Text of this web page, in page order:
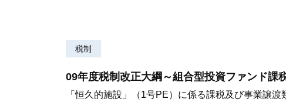
税制
09年度税制改正大綱～組合型投資ファンド課
「恒久的施設」（1号PE）に係る課税及び事業譲